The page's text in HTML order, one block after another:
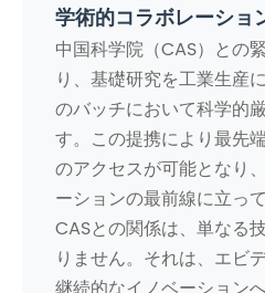
学術的コラボレーショ
中国科学院（CAS）との
り、基礎研究を工業生産
のバッチにおいて科学的
す。この提携により最先
のアクセスが可能となり
ーションの最前線に立って
CASとの関係は、単なる
りません。それは、エビ